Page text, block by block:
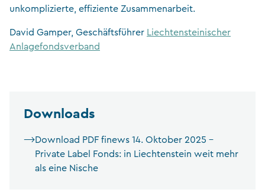
unkomplizierte, effiziente Zusammenarbeit.
David Gamper, Geschäftsführer Liechtensteinischer
Anlagefondsverband
Downloads
Download PDF finews 14. Oktober 2025 –
Private Label Fonds: in Liechtenstein weit mehr
als eine Nische